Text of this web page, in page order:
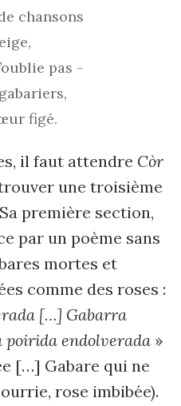
chansons
pas -
figé.
il faut attendre Còr
une troisième
première section,
par un poème sans
mortes et
comme des roses :
[…] Gabarra
poirida endolverada »
[…] Gabare qui ne
rose imbibée).